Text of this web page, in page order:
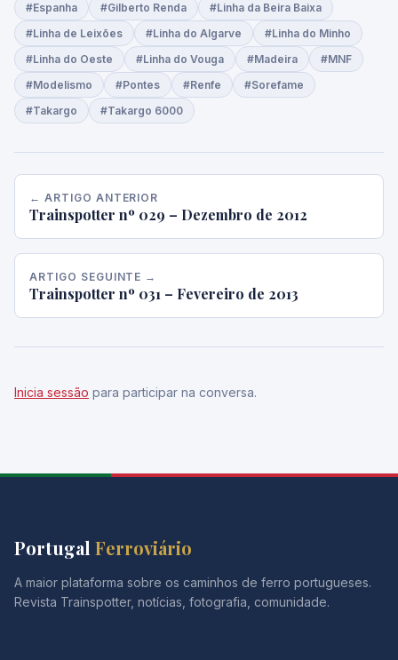
#Espanha
#Gilberto Renda
#Linha da Beira Baixa
#Linha de Leixões
#Linha do Algarve
#Linha do Minho
#Linha do Oeste
#Linha do Vouga #Madeira
#MNF
#Modelismo
#Pontes #Renfe
#Sorefame
#Takargo
#Takargo 6000
← ARTIGO ANTERIOR
Trainspotter nº 029 – Dezembro de 2012
ARTIGO SEGUINTE →
Trainspotter nº 031 – Fevereiro de 2013
Inicia sessão para participar na conversa.
Portugal Ferroviário
A maior plataforma sobre os caminhos de ferro portugueses.
Revista Trainspotter, notícias, fotografia, comunidade.